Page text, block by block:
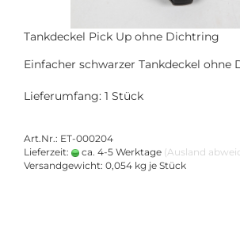
Tankdeckel Pick Up ohne Dichtring
Einfacher schwarzer Tankdeckel ohne
Lieferumfang: 1 Stück
Art.Nr.: ET-000204
Lieferzeit:
ca. 4-5 Werktage (Ausland
Versandgewicht: 0,054 kg je Stück